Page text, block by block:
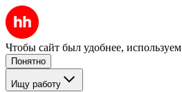
Чтобы сайт был удобнее, используем
Понятно
Ищу работу